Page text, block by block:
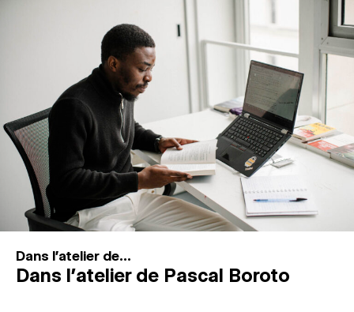
Dans l'atelier de...
Dans l’atelier de Pascal Boroto